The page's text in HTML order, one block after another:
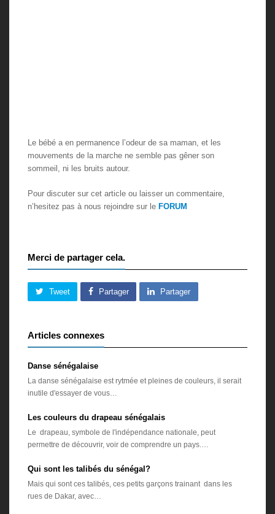
Le bébé a en permanence l’odeur de sa maman, et les
mouvements de la marche ne semble pas gêner son
sommeil, ni les bruits autour.
Pour discuter sur cet article ou laisser un commentaire,
n’hesitez pas à nous rejoindre sur le FORUM
Merci de partager cela.
Tweet Partager Partager
Articles connexes
Danse sénégalaise
La danse sénégalaise est rytmée et pleines de couleurs, il serait
inutile d'essayer de vous…
Les couleurs du drapeau sénégalais
Le drapeau, symbole de l'indépendance nationale, peut
permettre de découvrir, voir de comprendre un pays.…
Qui sont les talibés du sénégal?
Mais qui sont ces talibés, ces petits garçons trainant dans les
rues de Dakar, avec…